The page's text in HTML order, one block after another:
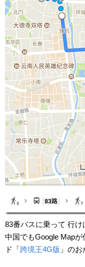
83番バスに乗って 行け
中国でもGoogle Map
ド「跨境王4G版 」のお